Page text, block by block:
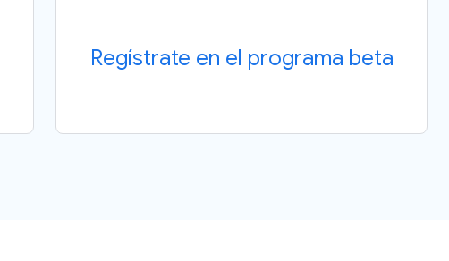
Regístrate en el programa beta